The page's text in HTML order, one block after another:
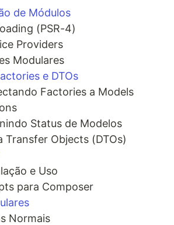
de Módulos
(PSR-4)
Providers
Modulares
e DTOs
Factories a Models
Status de Modelos
Transfer Objects (DTOs)
e Uso
para Composer
Normais